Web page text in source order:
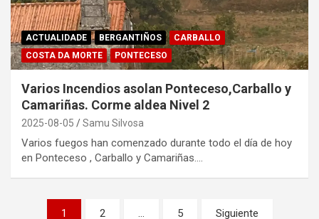
ACTUALIDADE BERGANTIÑOS
CARBALLO
COSTA DA MORTE
PONTECESO
Varios Incendios asolan Ponteceso,Carballo y
Camariñas. Corme aldea Nivel 2
2025-08-05 Samu Silvosa
Varios fuegos han comenzado durante todo el día de hoy
en Ponteceso , Carballo y Camariñas.…
Paginación
1 2 … 5 Siguiente